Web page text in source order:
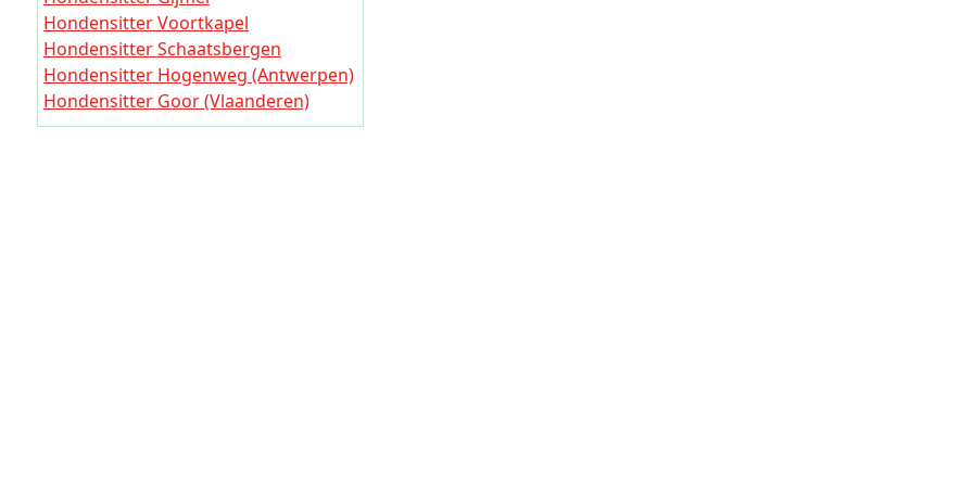
Hondensitter Voortkapel
Hondensitter Schaatsbergen
Hondensitter Hogenweg (Antwerpen)
Hondensitter Goor (Vlaanderen)
Hondensitter Asbroek